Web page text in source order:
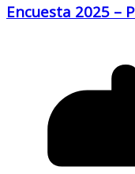
Encuesta 2025 –